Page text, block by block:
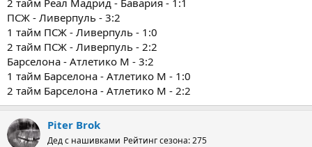
2 тайм Реал Мадрид - Бавария - 1:1
ПСЖ - Ливерпуль - 3:2
1 тайм ПСЖ - Ливерпуль - 1:0
2 тайм ПСЖ - Ливерпуль - 2:2
Барселона - Атлетико М - 3:2
1 тайм Барселона - Атлетико М - 1:0
2 тайм Барселона - Атлетико М - 2:2
Piter Brok
Дед с нашивками Рейтинг сезона: 275